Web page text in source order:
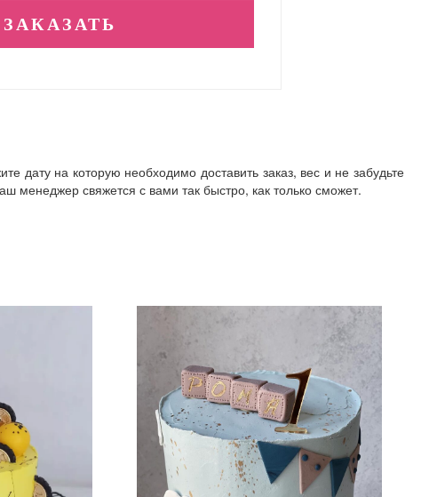
дату на которую необходимо доставить заказ, вес и не забудьте
менеджер свяжется с вами так быстро, как только сможет.